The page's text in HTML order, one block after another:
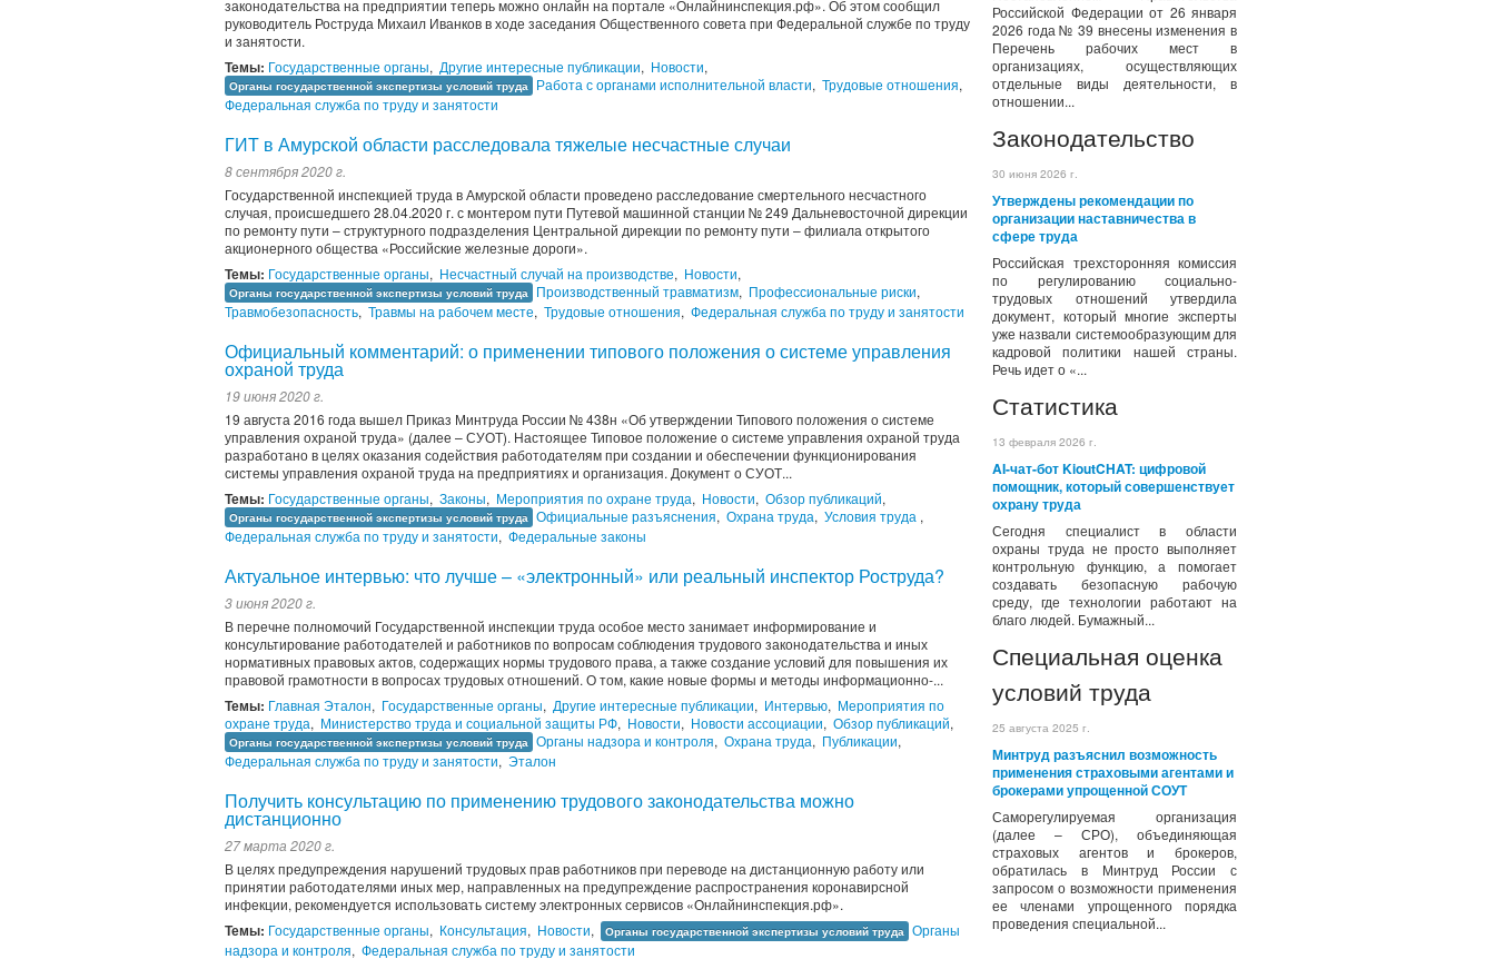
Российской Федерации от 26 января
2026 года № 39 внесены изменения в
Перечень рабочих мест в
организациях, осуществляющих
отдельные виды деятельности, в
отношении...
Законодательство
30 июня 2026 г.
Утверждены рекомендации по
организации наставничества в
сфере труда
Российская трехсторонняя комиссия
по регулированию социально-
трудовых отношений утвердила
документ, который многие эксперты
уже назвали системообразующим для
кадровой политики нашей страны.
Речь идет о «...
Статистика
13 февраля 2026 г.
AI-чат-бот KioutCHAT: цифровой
помощник, который совершенствует
охрану труда
Сегодня специалист в области
охраны труда не просто выполняет
контрольную функцию, а помогает
создавать безопасную рабочую
среду, где технологии работают на
благо людей. Бумажный...
Специальная оценка
условий труда
25 августа 2025 г.
Минтруд разъяснил возможность
применения страховыми агентами и
брокерами упрощенной СОУТ
Саморегулируемая организация
(далее – СРО), объединяющая
страховых агентов и брокеров,
обратилась в Минтруд России с
запросом о возможности применения
ее членами упрощенного порядка
проведения специальной...
законодательства на предприятии теперь можно онлайн на портале «Онлайнинспекция.рф». Об этом сообщил
руководитель Роструда Михаил Иванков в ходе заседания Общественного совета при Федеральной службе по труду
и занятости.
Темы: Государственные органы, Другие интересные публикации, Новости,
Органы государственной экспертизы условий труда Работа с органами исполнительной власти, Трудовые отношения,
Федеральная служба по труду и занятости
ГИТ в Амурской области расследовала тяжелые несчастные случаи
8 сентября 2020 г.
Государственной инспекцией труда в Амурской области проведено расследование смертельного несчастного
случая, происшедшего 28.04.2020 г. с монтером пути Путевой машинной станции № 249 Дальневосточной дирекции
по ремонту пути – структурного подразделения Центральной дирекции по ремонту пути – филиала открытого
акционерного общества «Российские железные дороги».
Темы: Государственные органы, Несчастный случай на производстве, Новости,
Органы государственной экспертизы условий труда Производственный травматизм, Профессиональные риски,
Травмобезопасность, Травмы на рабочем месте, Трудовые отношения, Федеральная служба по труду и занятости
Официальный комментарий: о применении типового положения о системе управления
охраной труда
19 июня 2020 г.
19 августа 2016 года вышел Приказ Минтруда России № 438н «Об утверждении Типового положения о системе
управления охраной труда» (далее – СУОТ). Настоящее Типовое положение о системе управления охраной труда
разработано в целях оказания содействия работодателям при создании и обеспечении функционирования
системы управления охраной труда на предприятиях и организация. Документ о СУОТ...
Темы: Государственные органы, Законы, Мероприятия по охране труда, Новости, Обзор публикаций,
Органы государственной экспертизы условий труда Официальные разъяснения, Охрана труда, Условия труда ,
Федеральная служба по труду и занятости, Федеральные законы
Актуальное интервью: что лучше – «электронный» или реальный инспектор Роструда?
3 июня 2020 г.
В перечне полномочий Государственной инспекции труда особое место занимает информирование и
консультирование работодателей и работников по вопросам соблюдения трудового законодательства и иных
нормативных правовых актов, содержащих нормы трудового права, а также создание условий для повышения их
правовой грамотности в вопросах трудовых отношений. О том, какие новые формы и методы информационно-...
Темы: Главная Эталон, Государственные органы, Другие интересные публикации, Интервью, Мероприятия по
охране труда, Министерство труда и социальной защиты РФ, Новости, Новости ассоциации, Обзор публикаций,
Органы государственной экспертизы условий труда Органы надзора и контроля, Охрана труда, Публикации,
Федеральная служба по труду и занятости, Эталон
Получить консультацию по применению трудового законодательства можно
дистанционно
27 марта 2020 г.
В целях предупреждения нарушений трудовых прав работников при переводе на дистанционную работу или
принятии работодателями иных мер, направленных на предупреждение распространения коронавирсной
инфекции, рекомендуется использовать систему электронных сервисов «Онлайнинспекция.рф».
Темы: Государственные органы, Консультация, Новости, Органы государственной экспертизы условий труда Органы
надзора и контроля, Федеральная служба по труду и занятости